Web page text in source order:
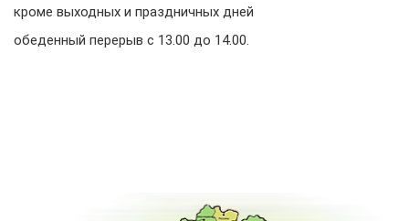
кроме выходных и праздничных дней
обеденный перерыв с 13.00 до 14.00.